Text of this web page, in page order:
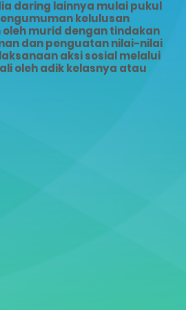
daring lainnya mulai pukul
kelulusan
murid dengan tindakan
dan penguatan nilai-nilai
aksi sosial melalui
oleh adik kelasnya atau